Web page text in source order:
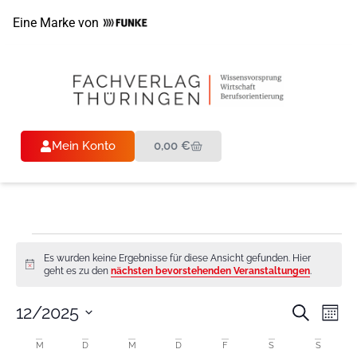
Eine Marke von
Mein Konto 0,00 €
Hinweis
Es wurden keine Ergebnisse für diese Ansicht gefunden. Hier
geht es zu dennächsten bevorstehenden Veranstaltungen.
Suche
12/2025
wählen.
M D M D F S S